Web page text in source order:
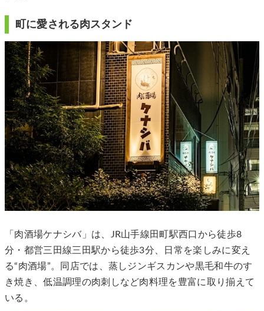
町に愛される肉スタンド
「肉酒場ケナシバ」は、JR山手線田町駅西口から徒歩8
分・都営三田線三田駅から徒歩3分、日常を楽しみに変え
る“肉酒場”。同店では、蒸しジンギスカンや黒毛和牛のす
き焼き、低温調理の肉刺しなど肉料理を豊富に取り揃えて
いる。